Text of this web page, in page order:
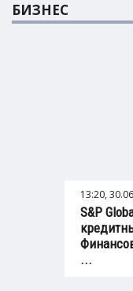
БИЗНЕС
13:20,
S&P
...